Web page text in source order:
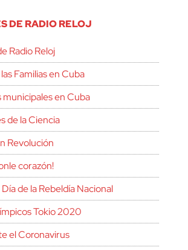
DE RADIO RELOJ
Radio Reloj
Familias en Cuba
municipales en Cuba
de la Ciencia
Revolución
corazón!
de la Rebeldía Nacional
Tokio 2020
el Coronavirus